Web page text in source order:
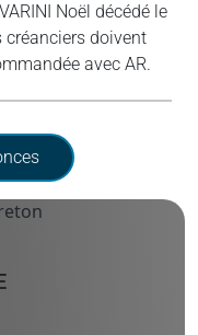
Noël décédé le
doivent
avec AR.